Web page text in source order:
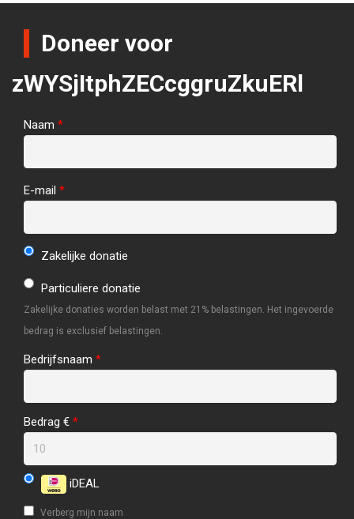
Doneer voor
zWYSjItphZECcggruZkuERl
Naam *
E-mail *
Zakelijke donatie
Particuliere donatie
Zakelijke donaties worden belast met 21% belastingen. Het ingevoerde
bedrag is exclusief belastingen.
Bedrijfsnaam *
Bedrag € *
iDEAL
Verberg mijn naam